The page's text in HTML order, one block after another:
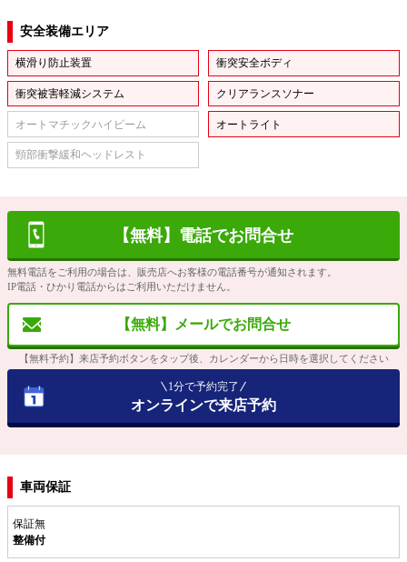
安全装備エリア
横滑り防止装置 衝突安全ボディ
衝突被害軽減システム クリアランスソナー
オートマチックハイビーム オートライト
頸部衝撃緩和ヘッドレスト
【無料】電話でお問合せ
無料電話をご利用の場合は、販売店へお客様の電話番号が通知されます。
IP電話・ひかり電話からはご利用いただけません。
【無料】メールでお問合せ
【無料予約】来店予約ボタンをタップ後、カレンダーから日時を選択してください
1分で予約完了
オンラインで来店予約
車両保証
保証無
整備付